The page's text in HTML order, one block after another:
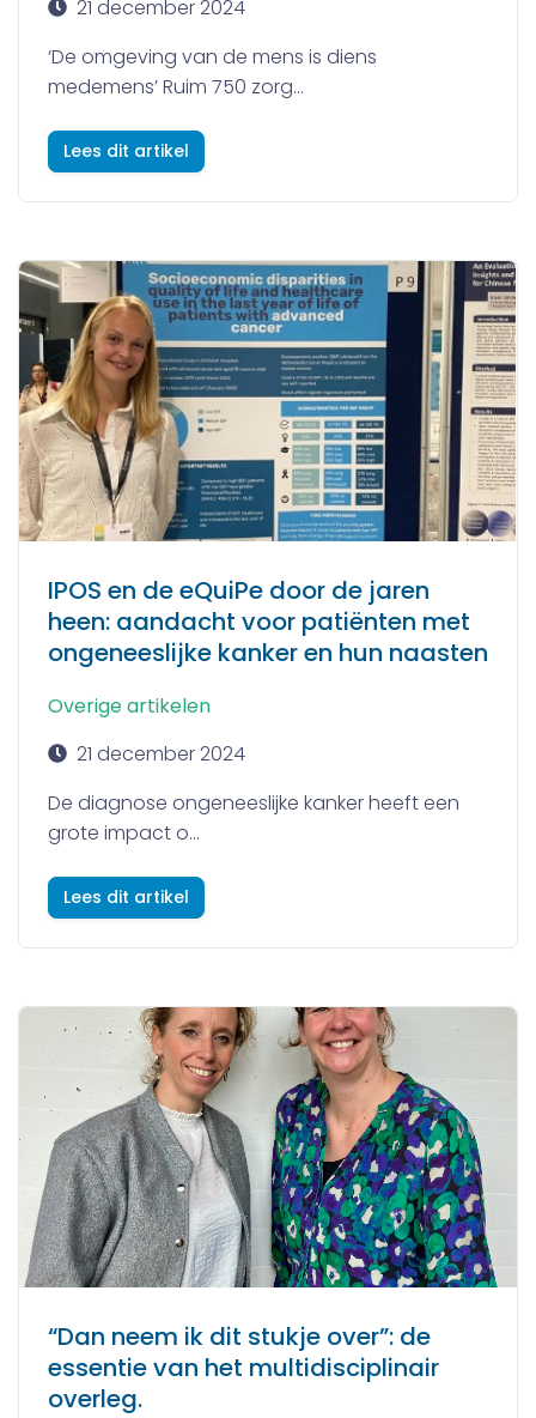
21 december 2024
‘De omgeving van de mens is diens
medemens’ Ruim 750 zorg...
Lees dit artikel
IPOS en de eQuiPe door de jaren
heen: aandacht voor patiënten met
ongeneeslijke kanker en hun naasten
Overige artikelen
21 december 2024
De diagnose ongeneeslijke kanker heeft een
grote impact o...
Lees dit artikel
“Dan neem ik dit stukje over”: de
essentie van het multidisciplinair
overleg.